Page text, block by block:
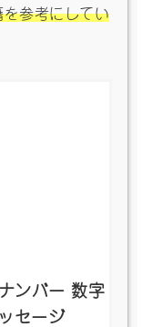
参考にしてい
ンバー 数字
セージ